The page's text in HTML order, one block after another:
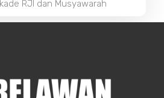
RJI dan Musyawarah